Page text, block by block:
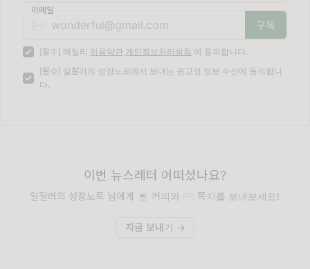
이메일
✉️
[필수] 메일리 이용약관 개인정보처리방침 에 동의합니다.
[필수] 일잘러의 성장노트에서 보내는 광고성 정보 수신에 동의합니
다.
이번 뉴스레터 어떠셨나요?
일잘러의 성장노트 님에게 ☕️ 커피와 ✉️ 쪽지를 보내보세요!
지금 보내기 →